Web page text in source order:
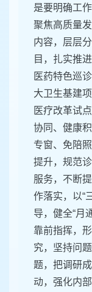
是要明确工
聚焦高质量
内容，层层
目，扎实推
医药特色巡
大卫生基建
医疗改革试
协同、健康
专窗、免陪
提升，规范
服务，不断
作落实，以“
导，健全“月
靠前指挥，
究，坚持问
题，把调研
动，强化内